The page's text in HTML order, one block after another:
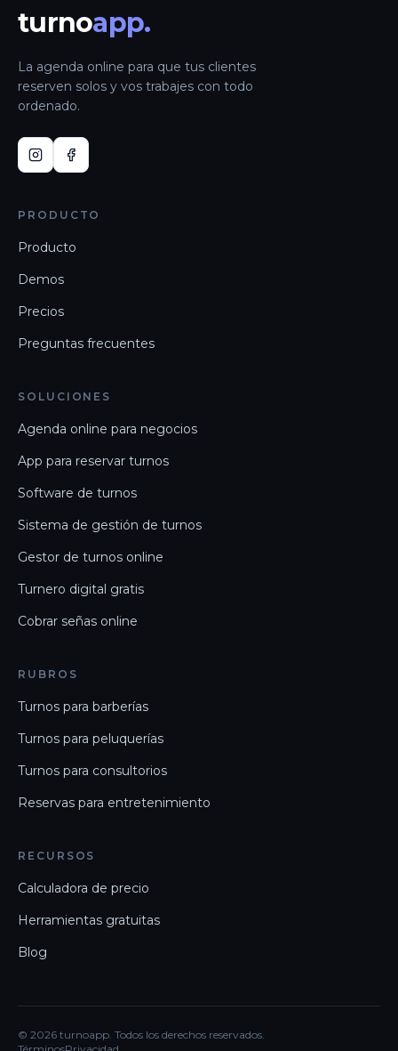
turnoapp.
La agenda online para que tus clientes
reserven solos y vos trabajes con todo
ordenado.
PRODUCTO
Producto
Demos
Precios
Preguntas frecuentes
SOLUCIONES
Agenda online para negocios
App para reservar turnos
Software de turnos
Sistema de gestión de turnos
Gestor de turnos online
Turnero digital gratis
Cobrar señas online
RUBROS
Turnos para barberías
Turnos para peluquerías
Turnos para consultorios
Reservas para entretenimiento
RECURSOS
Calculadora de precio
Herramientas gratuitas
Blog
© 2026 turnoapp. Todos los derechos reservados.